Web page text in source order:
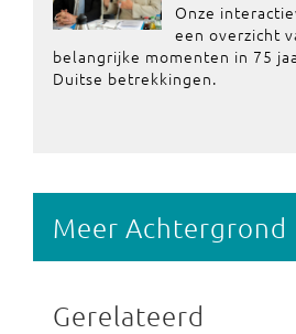
Onze
een overzicht
belangrijke momenten in 75
Duitse betrekkingen.
Meer Achtergrond
Gerelateerd